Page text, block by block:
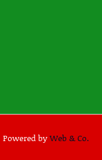
Powered byWeb & Co.